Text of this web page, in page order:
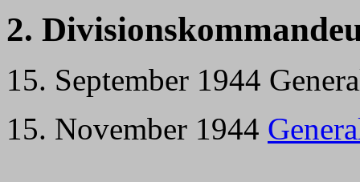
2.
15. September 1944
15. November 1944